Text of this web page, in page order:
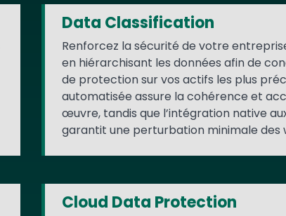
Data Classification
Renforcez la sécurité de votre
en hiérarchisant les données afin de
de protection sur vos actifs les plus
automatisée assure la cohérence et
œuvre, tandis que l’intégration native
garantit une perturbation minimale des
Cloud Data Protection